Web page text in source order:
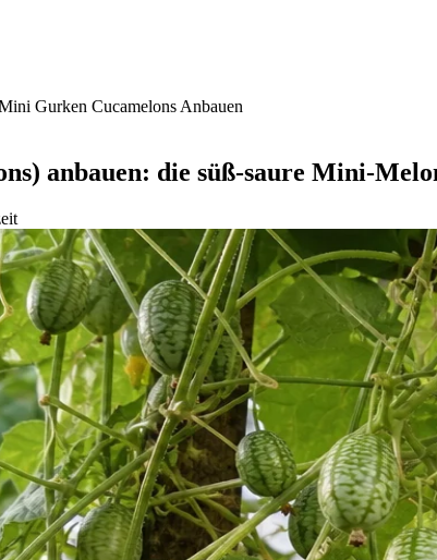
Gurken Cucamelons Anbauen
anbauen: die süß-saure Mini-